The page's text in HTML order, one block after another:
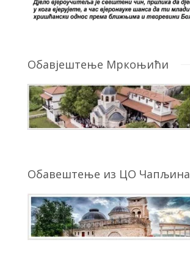
Обавјештење Мркоњићи
Обавештење из ЦО Чапљина